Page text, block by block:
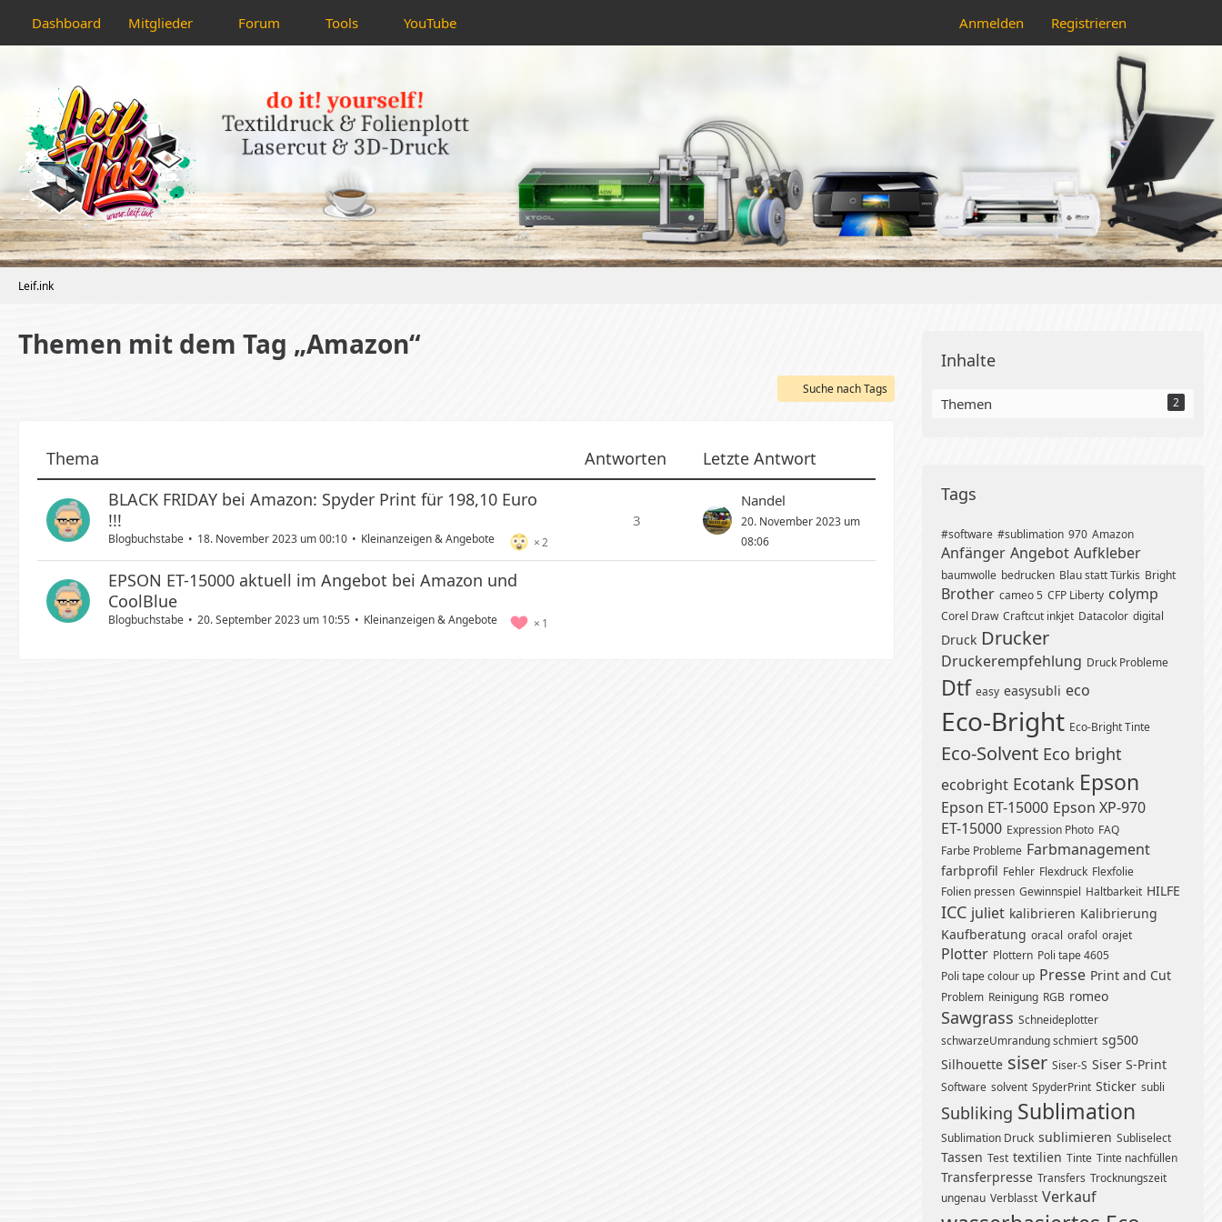
Dashboard Mitglieder Forum Tools YouTube Anmelden Registrieren
Leif.ink
Themen mit dem Tag „Amazon“
Suche nach Tags
Thema Antworten
Letzte Antwort
BLACK FRIDAY bei Amazon: Spyder Print für 198,10 Euro
!!!
2
Blogbuchstabe 18. November 2023 um 00:10 Kleinanzeigen & Angebote
3
Nandel
20. November 2023 um
08:06
EPSON ET-15000 aktuell im Angebot bei Amazon und
CoolBlue
1
Blogbuchstabe 20. September 2023 um 10:55 Kleinanzeigen & Angebote
Inhalte
Themen 2
Tags
#software #sublimation 970 Amazon
Anfänger Angebot Aufkleber
baumwolle bedrucken Blau statt Türkis Bright
Brother cameo 5 CFP Liberty colymp
Corel Draw Craftcut inkjet Datacolor digital
Druck Drucker
Druckerempfehlung Druck Probleme
Dtf easy easysubli eco
Eco-Bright Eco-Bright Tinte
Eco-Solvent Eco bright
ecobright Ecotank Epson
Epson ET-15000 Epson XP-970
ET-15000 Expression Photo FAQ
Farbe Probleme Farbmanagement
farbprofil Fehler Flexdruck Flexfolie
Folien pressen Gewinnspiel Haltbarkeit HILFE
ICC juliet kalibrieren Kalibrierung
Kaufberatung oracal orafol orajet
Plotter Plottern Poli tape 4605
Poli tape colour up Presse Print and Cut
Problem Reinigung RGB romeo
Sawgrass Schneideplotter
schwarzeUmrandung schmiert sg500
Silhouette siser Siser-S Siser S-Print
Software solvent SpyderPrint Sticker subli
Subliking Sublimation
Sublimation Druck sublimieren Subliselect
Tassen Test textilien Tinte Tinte nachfüllen
Transferpresse Transfers Trocknungszeit
ungenau Verblasst Verkauf